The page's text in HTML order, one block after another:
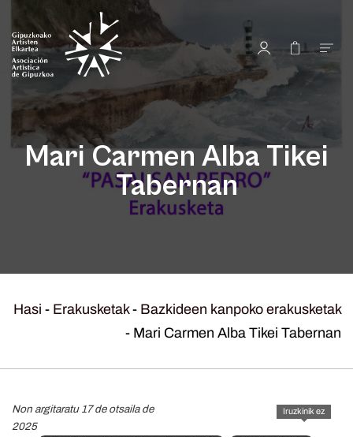
Mari Carmen Alba Tikei
Tabernan
Hasi - Erakusketak- Bazkideen kanpoko erakusketak
- Mari Carmen Alba Tikei Tabernan
Iruzkinik ez
Non argitaratu 17 de otsaila de
2025